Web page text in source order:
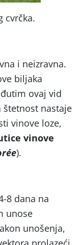
cvrčka.
i neizravna.
biljaka
ovaj vid
štetnost nastaje
vinove loze,
vinove
ée).
8 dana na
unose
unošenja,